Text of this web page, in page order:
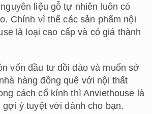
liệu gỗ tự nhiên luôn có
Chính vì thế các sản phẩm nội
là loại cao cấp và có giá thành
vốn đầu tư dồi dào và muốn sở
hàng đồng quê với nội thất
cách cổ kính thì Anviethouse là
gợi ý tuyệt vời dành cho bạn.